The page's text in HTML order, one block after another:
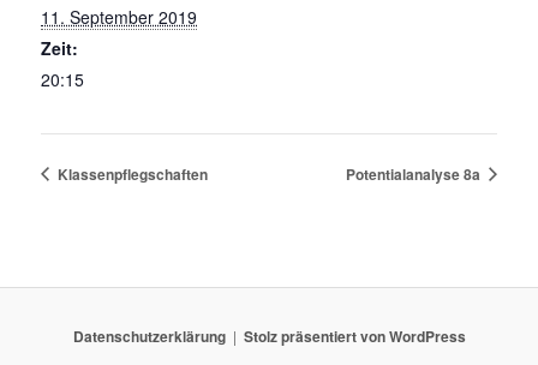
11. September 2019
Zeit:
20:15
Klassenpflegschaften Potentialanalyse 8a
Datenschutzerklärung Stolz präsentiert von WordPress